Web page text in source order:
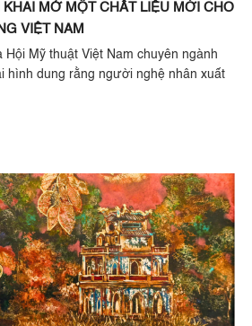
MỞ MỘT CHẤT LIỆU MỚI CHO
VIỆT NAM
Hội Mỹ thuật Việt Nam chuyên ngành
hình dung rằng người nghệ nhân xuất